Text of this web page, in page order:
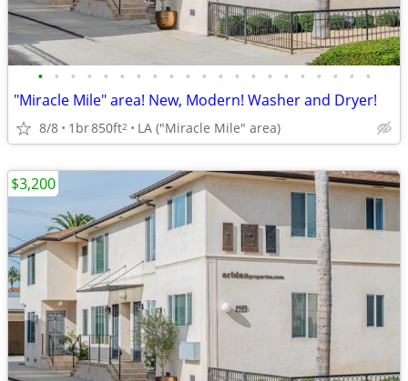
• • • • • • • • • • • • • • • • • • • • •
"Miracle Mile" area! New, Modern! Washer and Dryer!
8/8 1br850ft2 LA ("Miracle Mile" area)
$3,200